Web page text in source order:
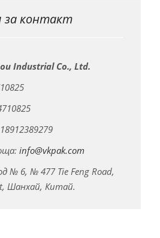
за контакт
Industrial Co., Ltd.
info@vkpak.com
№ 6, № 477 Tie Feng Road,
Шанхай, Китай.